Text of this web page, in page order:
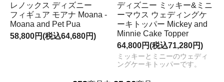
レノックス ディズニー
フィギュア モアナ Moana -
Moana and Pet Pua
58,800円(税込64,680円)
ディズニー ミッキー&ミニ
ーマウス ウェディングケ
ーキトッパー Mickey and
Minnie Cake Topper
64,800円(税込71,280円)
ミッキーとミニーのウェディ
ングケーキトッパーです。